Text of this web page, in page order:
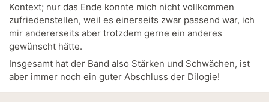
Kontext; nur das Ende konnte mich nicht vollkommen
zufriedenstellen, weil es einerseits zwar passend war, ich
mir andererseits aber trotzdem gerne ein anderes
gewünscht hätte.
Insgesamt hat der Band also Stärken und Schwächen, ist
aber immer noch ein guter Abschluss der Dilogie!